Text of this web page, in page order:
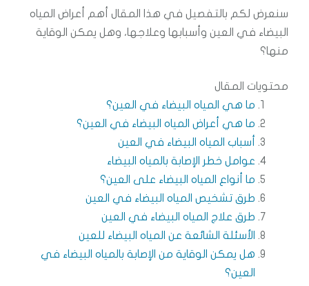
سنعرض لكم بالتفصيل في هذا المقال أهم أعراض المياه
البيضاء في العين وأسبابها وعلاجها، وهل يمكن الوقاية
منها؟
محتويات المقال
ما هي المياه البيضاء في العين؟
ما هي أعراض المياه البيضاء في العين؟
أسباب المياه البيضاء في العين
عوامل خطر الإصابة بالمياه البيضاء
ما أنواع المياه البيضاء على العين؟
طرق تشخيص المياه البيضاء في العين
طرق علاج المياه البيضاء في العين
الأسئلة الشائعة عن المياه البيضاء للعين
هل يمكن الوقاية من الإصابة بالمياه البيضاء في
العين؟